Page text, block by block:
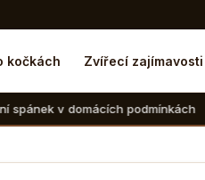
kočkách Zvířecí zajímavosti
podmínkách Fretka